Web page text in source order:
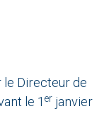
Directeur de
le 1 er janvier